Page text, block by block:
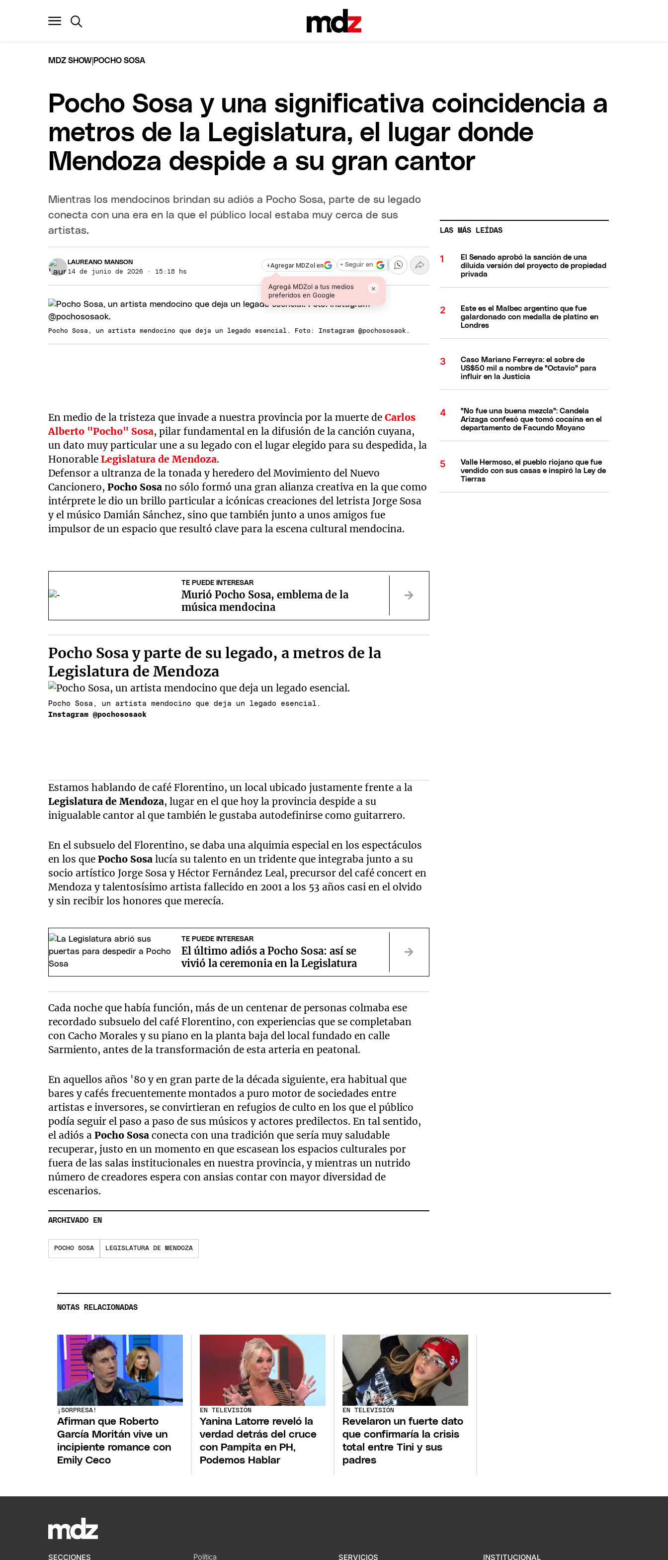
MDZ SHOW POCHO SOSA
Pocho Sosa y una significativa coincidencia a
metros de la Legislatura, el lugar donde
Mendoza despide a su gran cantor
Mientras los mendocinos brindan su adiós a Pocho Sosa, parte de su legado
conecta con una era en la que el público local estaba muy cerca de sus
artistas.
LAUREANO MANSON
14 de junio de 2026 · 15:18 hs
+Agregar MDZol en
Agregá MDZol a tus medios
preferidos en Google
×
+ Seguir en
Pocho Sosa, un artista mendocino que deja un legado esencial. Foto: Instagram @pochososaok.
En medio de la tristeza que invade a nuestra provincia por la muerte deCarlos
Alberto "Pocho" Sosa, pilar fundamental en la difusión de la canción cuyana,
un dato muy particular une a su legado con el lugar elegido para su despedida, la
HonorableLegislatura de Mendoza.
Defensor a ultranza de la tonada y heredero del Movimiento del Nuevo
Cancionero,Pocho Sosa no sólo formó una gran alianza creativa en la que como
intérprete le dio un brillo particular a icónicas creaciones del letrista Jorge Sosa
y el músico Damián Sánchez, sino que también junto a unos amigos fue
impulsor de un espacio que resultó clave para la escena cultural mendocina.
TE PUEDE INTERESAR
Murió Pocho Sosa, emblema de la
música mendocina
Pocho Sosa y parte de su legado, a metros de la
Legislatura de Mendoza
Pocho Sosa, un artista mendocino que deja un legado esencial.
Instagram @pochososaok
Estamos hablando de café Florentino, un local ubicado justamente frente a la
Legislatura de Mendoza, lugar en el que hoy la provincia despide a su
inigualable cantor al que también le gustaba autodefinirse como guitarrero.
En el subsuelo del Florentino, se daba una alquimia especial en los espectáculos
en los quePocho Sosalucía su talento en un tridente que integraba junto a su
socio artístico Jorge Sosa y Héctor Fernández Leal, precursor del café concert en
Mendoza y talentosísimo artista fallecido en 2001 a los 53 años casi en el olvido
y sin recibir los honores que merecía.
TE PUEDE INTERESAR
El último adiós a Pocho Sosa: así se
vivió la ceremonia en la Legislatura
Cada noche que había función, más de un centenar de personas colmaba ese
recordado subsuelo del café Florentino, con experiencias que se completaban
con Cacho Morales y su piano en la planta baja del local fundado en calle
Sarmiento, antes de la transformación de esta arteria en peatonal.
En aquellos años '80 y en gran parte de la década siguiente, era habitual que
bares y cafés frecuentemente montados a puro motor de sociedades entre
artistas e inversores, se convirtieran en refugios de culto en los que el público
podía seguir el paso a paso de sus músicos y actores predilectos. En tal sentido,
el adiós aPocho Sosa conecta con una tradición que sería muy saludable
recuperar, justo en un momento en que escasean los espacios culturales por
fuera de las salas institucionales en nuestra provincia, y mientras un nutrido
número de creadores espera con ansias contar con mayor diversidad de
escenarios.
ARCHIVADO EN
POCHO SOSA LEGISLATURA DE MENDOZA
LAS MÁS LEÍDAS
El Senado aprobó la sanción de una
diluida versión del proyecto de propiedad
privada
Este es el Malbec argentino que fue
galardonado con medalla de platino en
Londres
Caso Mariano Ferreyra: el sobre de
US$50 mil a nombre de "Octavio" para
influir en la Justicia
"No fue una buena mezcla": Candela
Arizaga confesó que tomó cocaína en el
departamento de Facundo Moyano
Valle Hermoso, el pueblo riojano que fue
vendido con sus casas e inspiró la Ley de
Tierras
NOTAS RELACIONADAS
¡SORPRESA!
Afirman que Roberto
García Moritán vive un
incipiente romance con
Emily Ceco
EN TELEVISIÓN
Yanina Latorre reveló la
verdad detrás del cruce
con Pampita en PH,
Podemos Hablar
EN TELEVISIÓN
Revelaron un fuerte dato
que confirmaría la crisis
total entre Tini y sus
padres
SECCIONES Política SERVICIOS INSTITUCIONAL